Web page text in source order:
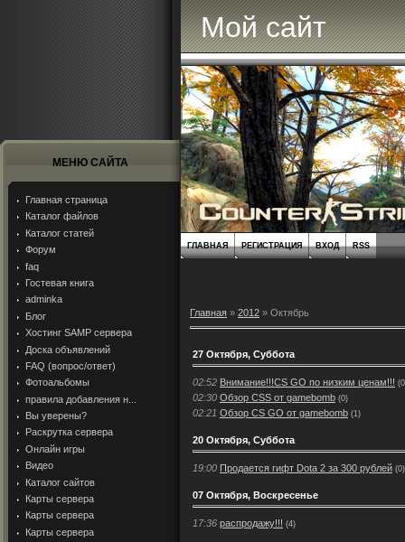
МЕНЮ САЙТА
Главная страница
Каталог файлов
Каталог статей
Форум
faq
Гостевая книга
adminka
Блог
Хостинг SAMP сервера
Доска объявлений
FAQ (вопрос/ответ)
Фотоальбомы
правила добавления н...
Вы уверены?
Раскрутка сервера
Онлайн игры
Видео
Каталог сайтов
Карты сервера
Карты сервера
Карты сервера
Мой сайт
ГЛАВНАЯ РЕГИСТРАЦИЯ ВХОД RSS
Главная » 2012 » Октябрь
27 Октября, Суббота
02:52 Внимание!!!CS GO по низким ценам!!!
02:30 Обзор CSS от gamebomb (0)
02:21 Обзор CS GO от gamebomb (1)
20 Октября, Суббота
19:00 Продается гифт Dota 2 за 300 рублей (0)
07 Октября, Воскресенье
17:36 распродажу!!! (4)